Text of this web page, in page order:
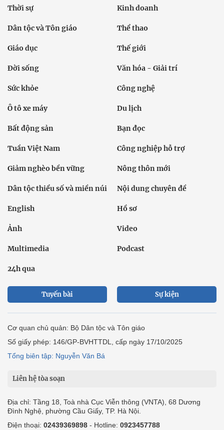
Thời sự Kinh doanh
Dân tộc và Tôn giáo Thể thao
Giáo dục Thế giới
Đời sống Văn hóa - Giải trí
Sức khỏe Công nghệ
Ô tô xe máy Du lịch
Bất động sản Bạn đọc
Tuần Việt Nam Công nghiệp hỗ trợ
Giảm nghèo bền vững Nông thôn mới
Dân tộc thiểu số và miền núi Nội dung chuyên đề
English Hồ sơ
Ảnh Video
Multimedia Podcast
24h qua
Tuyến bài Sự kiện
Cơ quan chủ quản: Bộ Dân tộc và Tôn giáo
Số giấy phép: 146/GP-BVHTTDL, cấp ngày 17/10/2025
Tổng biên tập: Nguyễn Văn Bá
Liên hệ tòa soạn
Địa chỉ: Tầng 18, Toà nhà Cục Viễn thông (VNTA), 68 Dương
Đình Nghệ, phường Cầu Giấy, TP. Hà Nội.
Điện thoại: 02439369898 - Hotline: 0923457788